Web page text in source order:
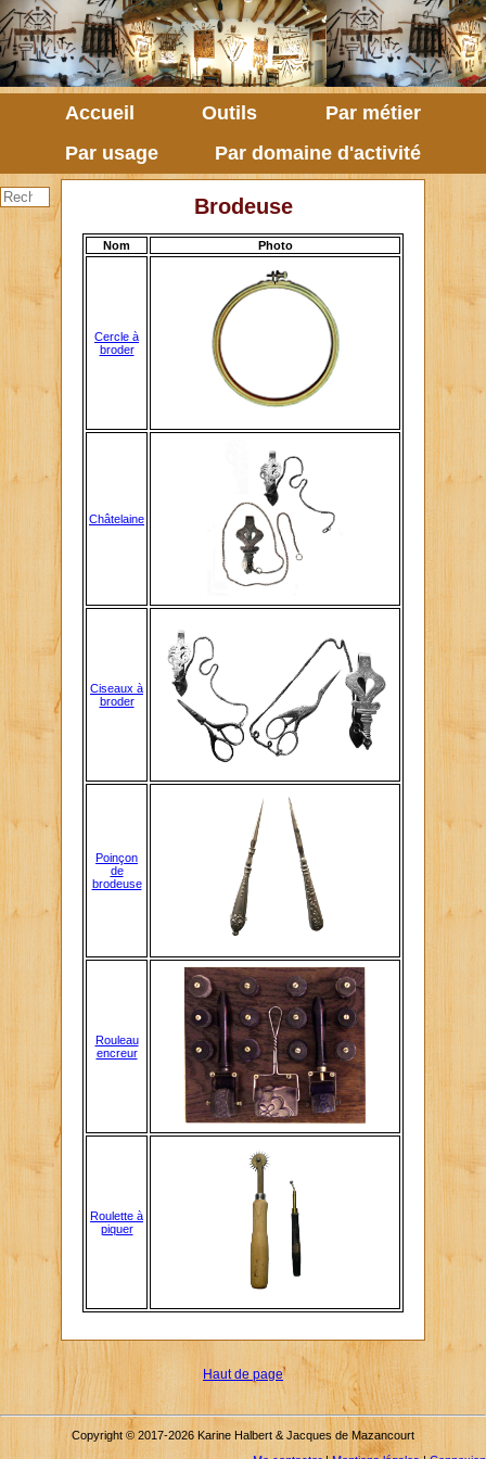
Accueil Outils
Par métier
Par usage
Par domaine d'activité
Brodeuse
Nom Photo
Cercle à
broder
Châtelaine
Ciseaux à
broder
Poinçon
de
brodeuse
Rouleau
encreur
Roulette à
piquer
Haut de page
Copyright © 2017-2026 Karine Halbert & Jacques de Mazancourt